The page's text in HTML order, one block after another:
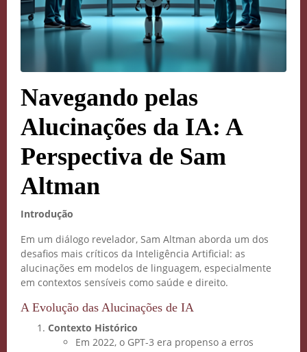
Navegando pelas
Alucinações da IA: A
Perspectiva de Sam
Altman
Introdução
Em um diálogo revelador, Sam Altman aborda um dos
desafios mais críticos da Inteligência Artificial: as
alucinações em modelos de linguagem, especialmente
em contextos sensíveis como saúde e direito.
A Evolução das Alucinações de IA
Contexto Histórico
Em 2022, o GPT-3 era propenso a erros